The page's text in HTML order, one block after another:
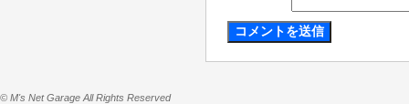
© M's Net Garage All Rights Reserved